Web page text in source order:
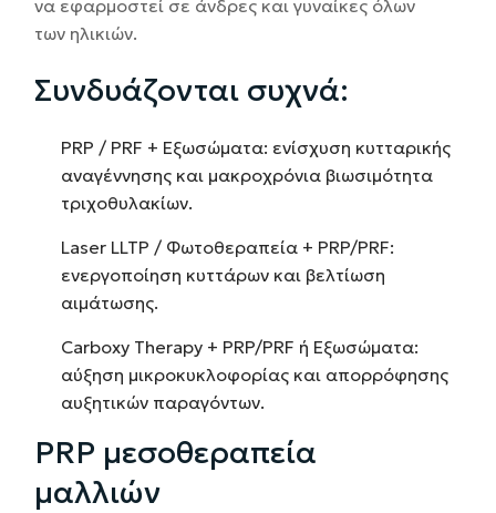
να εφαρμοστεί σε άνδρες και γυναίκες όλων
των ηλικιών.
Συνδυάζονται συχνά:
PRP / PRF + Εξωσώματα: ενίσχυση κυτταρικής
αναγέννησης και μακροχρόνια βιωσιμότητα
τριχοθυλακίων.
Laser LLTP / Φωτοθεραπεία + PRP/PRF:
ενεργοποίηση κυττάρων και βελτίωση
αιμάτωσης.
Carboxy Therapy + PRP/PRF ή Εξωσώματα:
αύξηση μικροκυκλοφορίας και απορρόφησης
αυξητικών παραγόντων.
PRP μεσοθεραπεία
μαλλιών